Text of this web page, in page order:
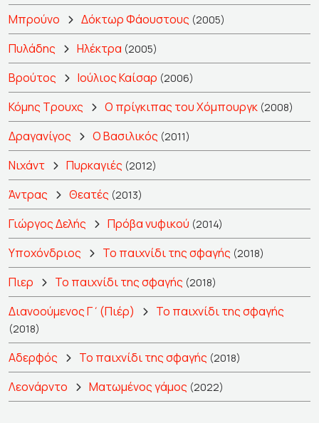
Μπρούνο Δόκτωρ Φάουστους (2005)
Πυλάδης Ηλέκτρα (2005)
Βρούτος Ιούλιος Καίσαρ (2006)
Κόμης Τρουχς Ο πρίγκιπας του Χόμπουργκ (2008)
Δραγανίγος Ο Βασιλικός (2011)
Νιχάντ Πυρκαγιές (2012)
Άντρας Θεατές (2013)
Γιώργος Δελής Πρόβα νυφικού (2014)
Υποχόνδριος Το παιχνίδι της σφαγής (2018)
Πιερ Το παιχνίδι της σφαγής (2018)
Διανοούμενος Γ΄(Πιέρ) Το παιχνίδι της σφαγής
(2018)
Αδερφός Το παιχνίδι της σφαγής (2018)
Λεονάρντο Ματωμένος γάμος (2022)